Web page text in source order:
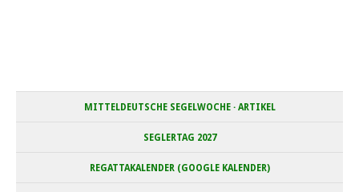
MITTELDEUTSCHE SEGELWOCHE · ARTIKEL
SEGLERTAG 2027
REGATTAKALENDER (GOOGLE KALENDER)